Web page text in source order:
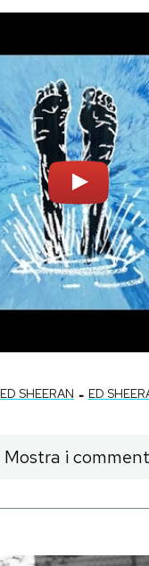
ED SHEERAN - ED
Mostra i